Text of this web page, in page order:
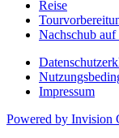
Reise
Nachschub
Impressum
Powered by Invision